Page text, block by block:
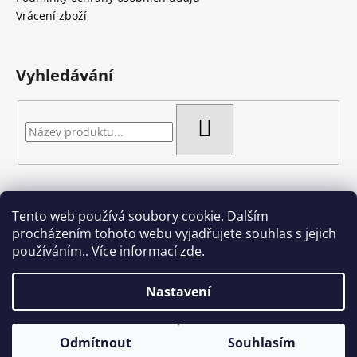
Tento web používá soubory cookie. Dalším
procházením tohoto webu vyjadřujete souhlas s jejich
používáním.. Více informacízde.
Nastavení
Odmítnout Souhlasím
Vrácení zboží
Vyhledávání
Artgel - Facebook skupina
Creativa by Margherita
Crazy Cakes
Copyright 2026Crazy cakes . Všechna práva vyhrazena.